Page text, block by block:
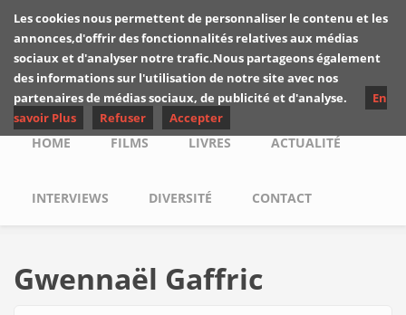
Skip to main content
Les critiques de
Yuyine
Main menu
HOME FILMS LIVRES ACTUALITÉ
INTERVIEWS DIVERSITÉ CONTACT
Gwennaël Gaffric
Les cookies nous permettent de personnaliser le contenu et les
annonces,d'offrir des fonctionnalités relatives aux médias
sociaux et d'analyser notre trafic.Nous partageons également
des informations sur l'utilisation de notre site avec nos
partenaires de médias sociaux, de publicité et d'analyse.
En
savoir Plus
Refuser Accepter